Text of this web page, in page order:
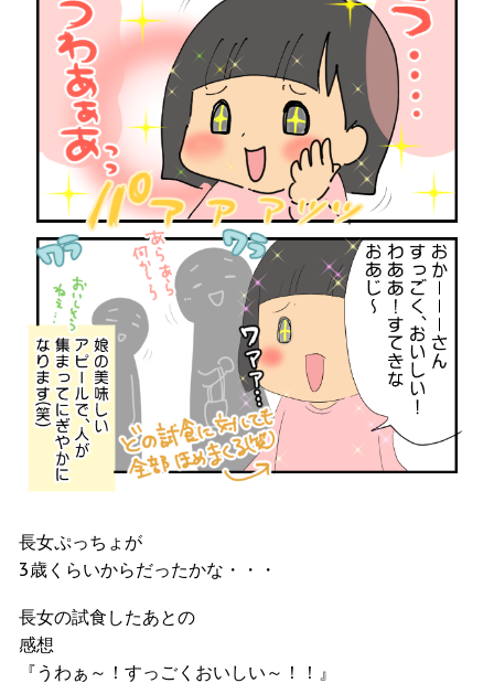
長女ぷっちょが
3歳くらいからだったかな・・・
長女の試食したあとの
感想
『うわぁ～！すっごくおいしい～！！』